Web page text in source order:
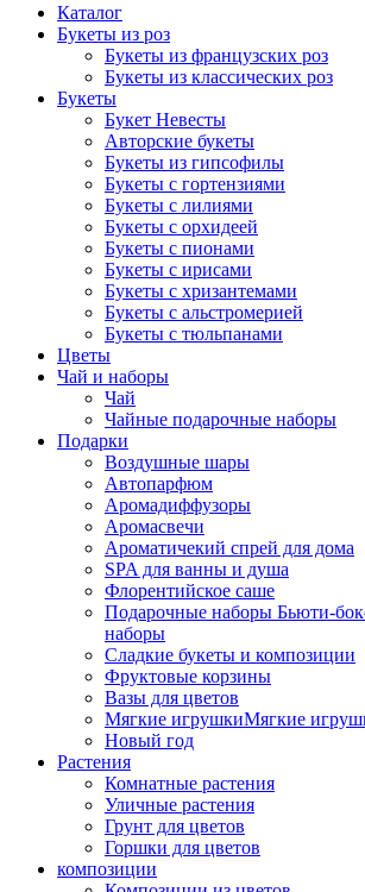
Каталог
Букеты из роз
Букеты из французских роз
Букеты из классических роз
Букеты
Букет Невесты
Авторские букеты
Букеты из гипсофилы
Букеты с гортензиями
Букеты с лилиями
Букеты с орхидеей
Букеты с пионами
Букеты с ирисами
Букеты с хризантемами
Букеты с альстромерией
Букеты с тюльпанами
Цветы
Чай и наборы
Чай
Чайные подарочные наборы
Подарки
Воздушные шары
Автопарфюм
Аромадиффузоры
Аромасвечи
Ароматичекий спрей для дома
SPA для ванны и душа
Флорентийское саше
Подарочные наборы Бьюти-
наборы
Сладкие букеты и композиции
Фруктовые корзины
Вазы для цветов
Мягкие игрушкиМягкие
Новый год
Растения
Комнатные растения
Уличные растения
Грунт для цветов
Горшки для цветов
композиции